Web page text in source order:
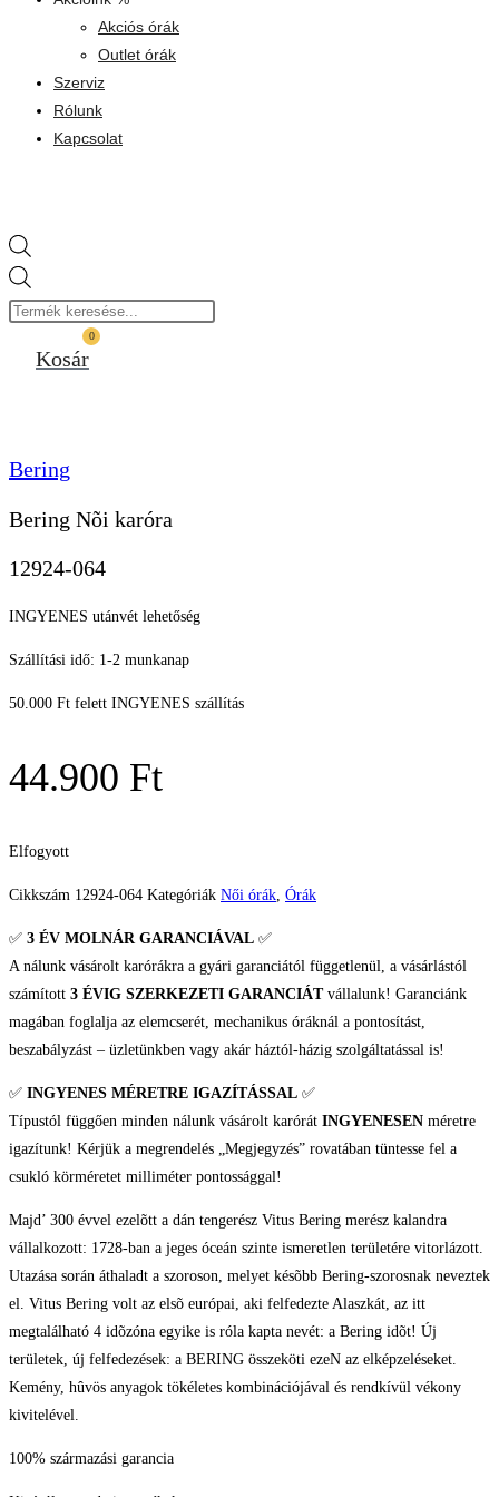
Akciós órák
Outlet órák
Szerviz
Rólunk
Kapcsolat
search
0
Kosár
Bering
Bering Nõi karóra
12924-064
INGYENES utánvét lehetőség
Szállítási idő: 1-2 munkanap
50.000 Ft felett INGYENES szállítás
44.900 Ft
Elfogyott
Cikkszám 12924-064 Kategóriák Női órák, Órák
✅ 3 ÉV MOLNÁR GARANCIÁVAL ✅
A nálunk vásárolt karórákra a gyári garanciától függetlenül, a vásárlástól
számított 3 ÉVIG SZERKEZETI GARANCIÁTvállalunk! Garanciánk
magában foglalja az elemcserét, mechanikus óráknál a pontosítást,
beszabályzást – üzletünkben vagy akár háztól-házig szolgáltatással is!
✅ INGYENES MÉRETRE IGAZÍTÁSSAL ✅
Típustól függően minden nálunk vásárolt karórát INGYENESEN méretre
igazítunk! Kérjük a megrendelés „Megjegyzés” rovatában tüntesse fel a
csukló körméretet milliméter pontossággal!
Majd’ 300 évvel ezelõtt a dán tengerész Vitus Bering merész kalandra
vállalkozott: 1728-ban a jeges óceán szinte ismeretlen területére vitorlázott.
Utazása során áthaladt a szoroson, melyet késõbb Bering-szorosnak neveztek
el. Vitus Bering volt az elsõ európai, aki felfedezte Alaszkát, az itt
megtalálható 4 idõzóna egyike is róla kapta nevét: a Bering idõt! Új
területek, új felfedezések: a BERING összeköti ezeN az elképzeléseket.
Kemény, hûvös anyagok tökéletes kombinációjával és rendkívül vékony
kivitelével.
100% származási garancia